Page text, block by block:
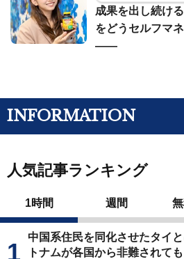
成果を出し続け
をどうセルフマ
——
INFORMATION
人気記事ランキング
1時間 週間
中国系住民を同化させたタイ
トナムが各国から非難されて